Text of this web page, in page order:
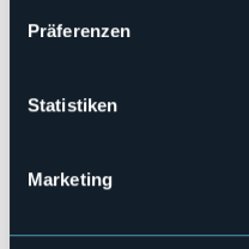
Präferenzen
Statistiken
Marketing